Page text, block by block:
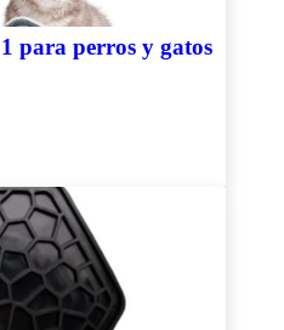
para perros y gatos